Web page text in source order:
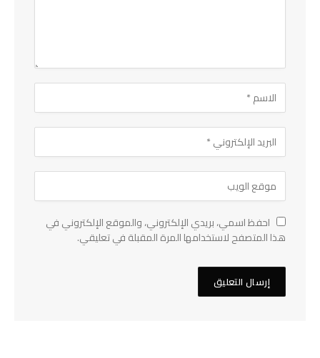
احفظ اسمي، بريدي الإلكتروني، والموقع الإلكتروني في
هذا المتصفح لاستخدامها المرة المقبلة في تعليقي.